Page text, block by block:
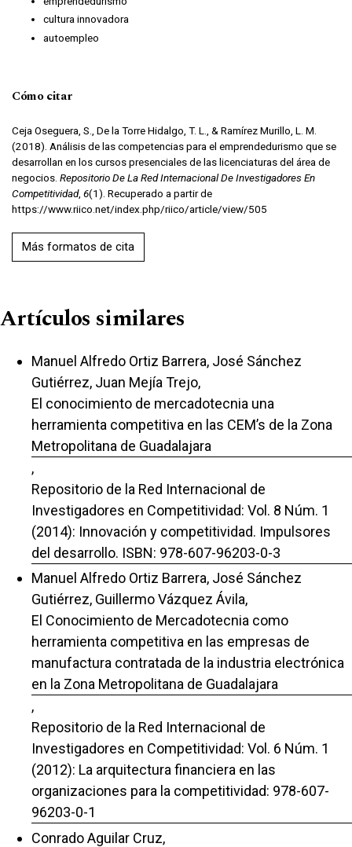
cultura innovadora
autoempleo
Cómo citar
Ceja Oseguera, S., De la Torre Hidalgo, T. L., & Ramírez Murillo, L. M.
(2018). Análisis de las competencias para el emprendedurismo que se
desarrollan en los cursos presenciales de las licenciaturas del área de
negocios. Repositorio De La Red Internacional De Investigadores En
Competitividad, 6(1). Recuperado a partir de
https://www.riico.net/index.php/riico/article/view/505
Más formatos de cita
Artículos similares
Manuel Alfredo Ortiz Barrera, José Sánchez
Gutiérrez, Juan Mejía Trejo,
El conocimiento de mercadotecnia una
herramienta competitiva en las CEM’s de la Zona
Metropolitana de Guadalajara
,
Repositorio de la Red Internacional de
Investigadores en Competitividad: Vol. 8 Núm. 1
(2014): Innovación y competitividad. Impulsores
del desarrollo. ISBN: 978-607-96203-0-3
Manuel Alfredo Ortiz Barrera, José Sánchez
Gutiérrez, Guillermo Vázquez Ávila,
El Conocimiento de Mercadotecnia como
herramienta competitiva en las empresas de
manufactura contratada de la industria electrónica
en la Zona Metropolitana de Guadalajara
,
Repositorio de la Red Internacional de
Investigadores en Competitividad: Vol. 6 Núm. 1
(2012): La arquitectura financiera en las
organizaciones para la competitividad: 978-607-
96203-0-1
Conrado Aguilar Cruz,